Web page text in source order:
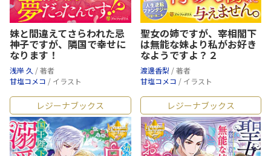
妹と間違えてさらわれた忌
神子ですが、隣国で幸せに
なります！
浅岸 久 / 著者
甘塩コメコ / イラスト
聖女の姉ですが、宰相閣下
は無能な妹より私がお好き
なようですよ？２
渡邊香梨 / 著者
甘塩コメコ / イラスト
レジーナブックス レジーナブックス